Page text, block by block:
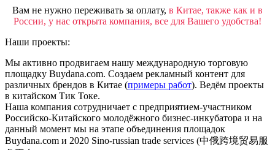
Вам не нужно переживать за оплату, в Китае, также как и в
России, у нас открыта компания, все для Вашего удобства!
Наши проекты:
Мы активно продвигаем нашу международную торговую
площадку Buydana.com. Создаем рекламный контент для
различных брендов в Китае (примеры работ). Ведём проекты
в китайском Тик Токе.
Наша компания сотрудничает с предприятием-участником
Российско-Китайского молодёжного бизнес-инкубатора и на
данный момент мы на этапе объединения площадок
Buydana.com и 2020 Sino-russian trade services (中俄跨境贸易服